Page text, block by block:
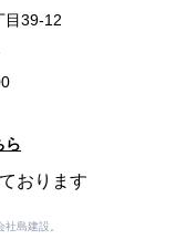
目39-12
ら
おります
島建設。